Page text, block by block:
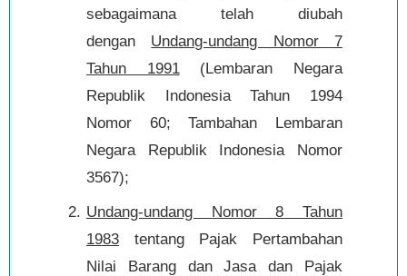
sebagaimana telah diubah
dengan Undang-undang Nomor 7
Tahun 1991(Lembaran Negara
Republik Indonesia Tahun 1994
Nomor 60; Tambahan Lembaran
Negara Republik Indonesia Nomor
3567);
Undang-undang Nomor 8 Tahun
1983 tentang Pajak Pertambahan
Nilai Barang dan Jasa dan Pajak